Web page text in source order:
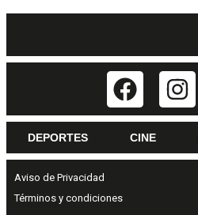
DEPORTES CINE
Aviso de Privacidad
Términos y condiciones